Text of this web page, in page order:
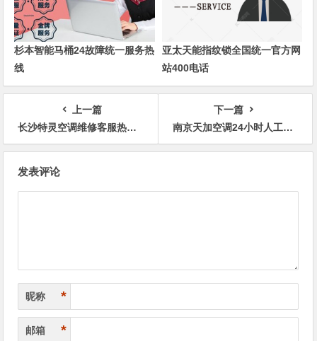
杉本智能马桶24故障统一服务热
线
亚太天能指纹锁全国统一官方网
站400电话
上一篇
长沙特灵空调维修客服热线24小时电话
下一篇
南京天加空调24小时人工服务电话预约
发表评论
昵称 *
邮箱 *